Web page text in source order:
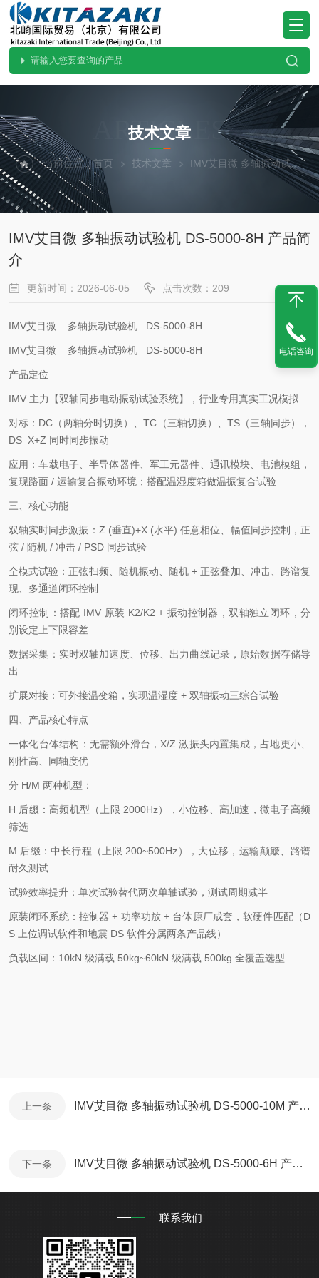
ARTICLES
技术文章
当前位置：首页 技术文章 IMV艾目微 多轴振动试验机 DS-5000-8H 产品简介
IMV艾目微 多轴振动试验机 DS-5000-8H 产品简
介
更新时间：2026-06-05 点击次数：209
IMV艾目微 多轴振动试验机 DS-5000-8H
IMV艾目微 多轴振动试验机 DS-5000-8H
产品定位
IMV 主力【双轴同步电动振动试验系统】，行业专用真实工况模拟
对标：DC（两轴分时切换）、TC（三轴切换）、TS（三轴同步），
DS X+Z 同时同步振动
应用：车载电子、半导体器件、军工元器件、通讯模块、电池模组，
复现路面 / 运输复合振动环境；搭配温湿度箱做温振复合试验
三、核心功能
双轴实时同步激振：Z (垂直)+X (水平) 任意相位、幅值同步控制，正
弦 / 随机 / 冲击 / PSD 同步试验
全模式试验：正弦扫频、随机振动、随机 + 正弦叠加、冲击、路谱复
现、多通道闭环控制
闭环控制：搭配 IMV 原装 K2/K2 + 振动控制器，双轴独立闭环，分
别设定上下限容差
数据采集：实时双轴加速度、位移、出力曲线记录，原始数据存储导
出
扩展对接：可外接温变箱，实现温湿度 + 双轴振动三综合试验
四、产品核心特点
一体化台体结构：无需额外滑台，X/Z 激振头内置集成，占地更小、
刚性高、同轴度优
分 H/M 两种机型：
H 后缀：高频机型（上限 2000Hz），小位移、高加速，微电子高频
筛选
M 后缀：中长行程（上限 200~500Hz），大位移，运输颠簸、路谱
耐久测试
试验效率提升：单次试验替代两次单轴试验，测试周期减半
原装闭环系统：控制器 + 功率功放 + 台体原厂成套，软硬件匹配（D
S 上位调试软件和地震 DS 软件分属两条产品线）
负载区间：10kN 级满载 50kg~60kN 级满载 500kg 全覆盖选型
上一条 IMV艾目微 多轴振动试验机 DS-5000-10M 产品简介
下一条 IMV艾目微 多轴振动试验机 DS-5000-6H 产品简介
联系我们
电话咨询